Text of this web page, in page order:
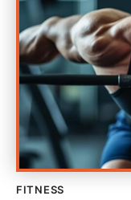
FITNESS